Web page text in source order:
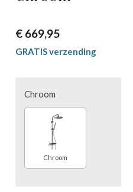
€ 669,95
GRATIS verzending
Chroom
Chroom